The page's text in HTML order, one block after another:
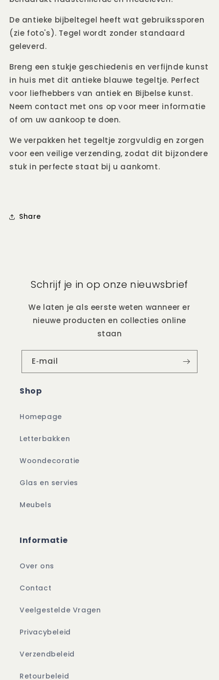
De antieke bijbeltegel heeft wat gebruikssporen
(zie foto's). Tegel wordt zonder standaard
geleverd.
Breng een stukje geschiedenis en verfijnde kunst
in huis met dit antieke blauwe tegeltje. Perfect
voor liefhebbers van antiek en Bijbelse kunst.
Neem contact met ons op voor meer informatie
of om uw aankoop te doen.
We verpakken het tegeltje zorgvuldig en zorgen
voor een veilige verzending, zodat dit bijzondere
stuk in perfecte staat bij u aankomt.
Share
Schrijf je in op onze nieuwsbrief
We laten je als eerste weten wanneer er
nieuwe producten en collecties online
staan
E‑mail
Shop
Homepage
Letterbakken
Woondecoratie
Glas en servies
Meubels
Informatie
Over ons
Contact
Veelgestelde Vragen
Privacybeleid
Verzendbeleid
Retourbeleid